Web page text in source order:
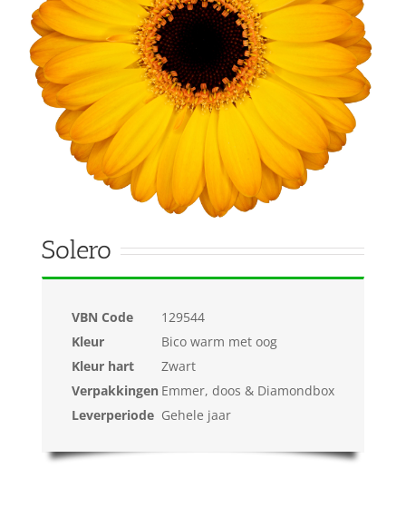
Solero
VBN Code
129544
Kleur
Bico warm met oog
Kleur hart
Zwart
Verpakkingen Emmer, doos & Diamondbox
Leverperiode Gehele jaar